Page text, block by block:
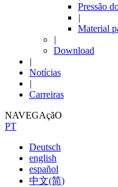
Pressão
|
Material
|
Download
|
Notícias
|
Carreiras
NAVEGAçãO
PT
Deutsch
english
español
中文(简)